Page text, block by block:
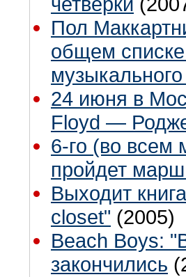
Пол
общем
24 июня в
Floyd —
6-го (во всем
пройдет
Выходит
closet" (2005)
Beach Boys:
закончились